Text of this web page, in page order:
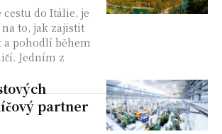
do Itálie, je
to, jak zajistit
a pohodlí během
Jedním z
partner